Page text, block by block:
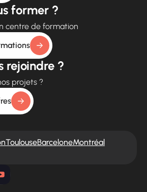
former ?
centre de formation
rejoindre ?
projets ?
ToulouseBarceloneMontréal